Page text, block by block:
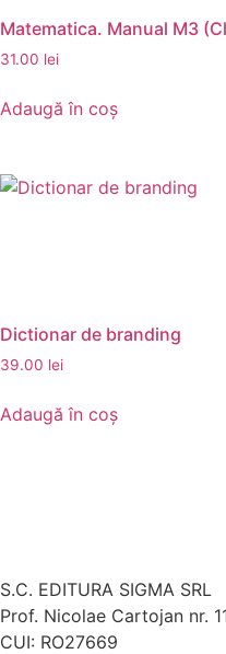
Matematica. Manual M3
31.00 lei
Adaugă în coș
Dictionar de branding
39.00 lei
Adaugă în coș
S.C. EDITURA SIGMA SRL
Prof. Nicolae Cartojan nr.
CUI: RO27669